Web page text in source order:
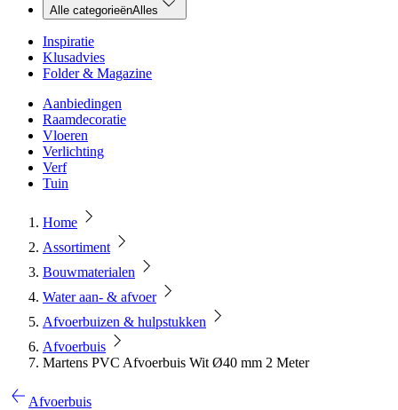
Alle categorieënAlles
Inspiratie
Klusadvies
Folder & Magazine
Aanbiedingen
Raamdecoratie
Vloeren
Verlichting
Verf
Tuin
Home
Assortiment
Bouwmaterialen
Water aan- & afvoer
Afvoerbuizen & hulpstukken
Afvoerbuis
Martens PVC Afvoerbuis Wit Ø40 mm 2 Meter
Afvoerbuis